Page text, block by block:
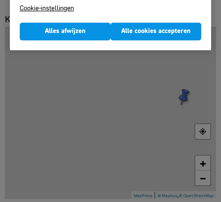
Kaart van Tlemcen en noordoost Algerije en Marokko
+
−
MapPress © Mapbox © OpenStreetMap
Cookie-instellingen
Alles afwijzen Alle cookies accepteren